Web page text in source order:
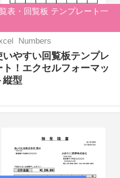
表・回覧板 テンプレート一
Numbers
いやすい回覧板テンプレ
ト！エクセルフォーマッ
縦型